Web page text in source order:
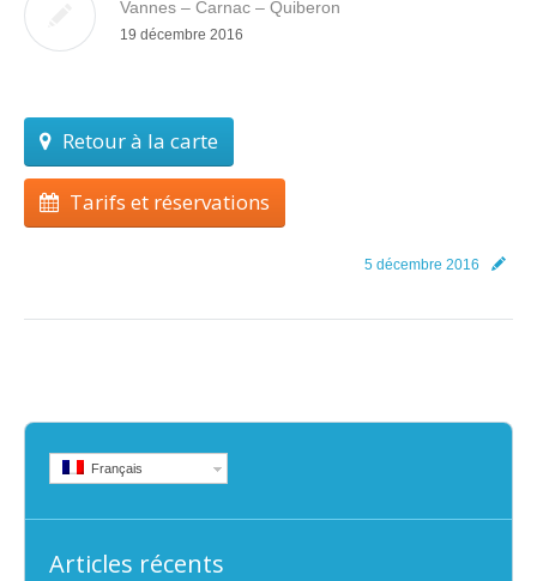
Vannes – Carnac – Quiberon
19 décembre 2016
Retour à la carte
Tarifs et réservations
5 décembre 2016
Français
Articles récents